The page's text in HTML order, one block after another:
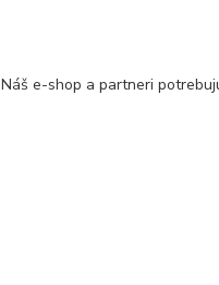
Náš e-shop a partneri